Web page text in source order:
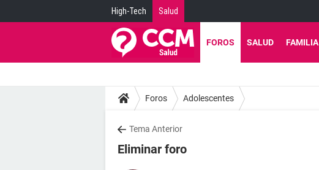
High-Tech Salud
FOROS SALUD FAMILIA
Foros Adolescentes
Tema Anterior
Eliminar foro